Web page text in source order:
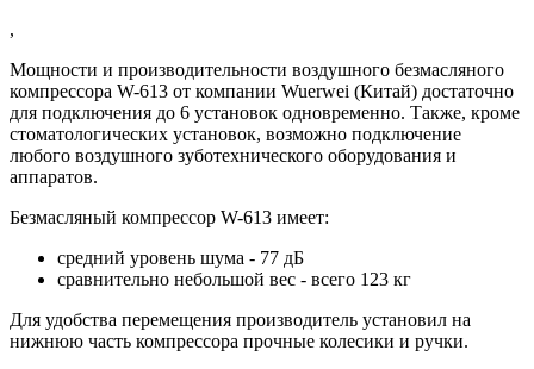
,
Мощности и производительности воздушного безмасляного
компрессора W-613 от компании Wuerwei (Китай) достаточно
для подключения до 6 установок одновременно. Также, кроме
стоматологических установок, возможно подключение
любого воздушного зуботехнического оборудования и
аппаратов.
Безмасляный компрессор W-613 имеет:
средний уровень шума - 77 дБ
сравнительно небольшой вес - всего 123 кг
Для удобства перемещения производитель установил на
нижнюю часть компрессора прочные колесики и ручки.